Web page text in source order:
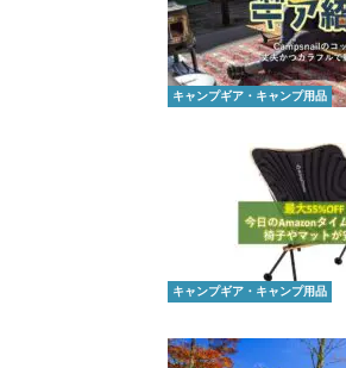
キャンプギア・キャンプ用品
キャンプギア・キャンプ用品